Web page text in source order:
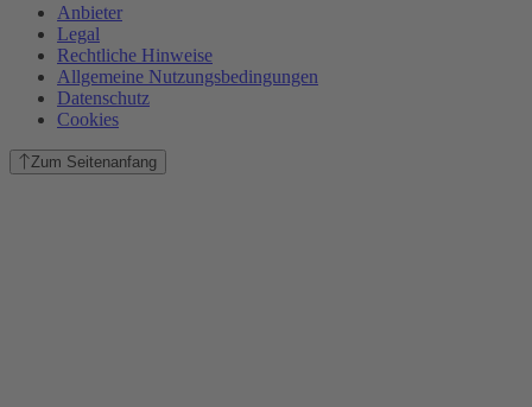
Anbieter
Legal
Rechtliche Hinweise
Allgemeine Nutzungsbedingungen
Datenschutz
Cookies
Zum Seitenanfang